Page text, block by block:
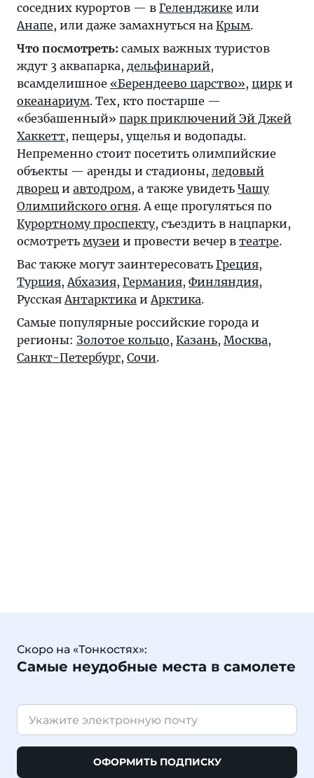
соседних курортов — в Геленджике или
Анапе, или даже замахнуться на Крым.
Что посмотреть: самых важных туристов
ждут 3 аквапарка, дельфинарий,
всамделишное «Берендеево царство», цирки
океанариум. Тех, кто постарше —
«безбашенный» парк приключений Эй Джей
Хаккетт, пещеры, ущелья и водопады.
Непременно стоит посетить олимпийские
объекты — аренды и стадионы, ледовый
дворец и автодром, а также увидеть Чашу
Олимпийского огня. А еще прогуляться по
Курортному проспекту, съездить в нацпарки,
осмотреть музеи и провести вечер в театре.
Вас также могут заинтересовать Греция,
Турция,Абхазия, Германия, Финляндия,
РусскаяАнтарктика иАрктика.
Самые популярные российские города и
регионы: Золотое кольцо, Казань, Москва,
Санкт-Петербург, Сочи.
Скоро на «Тонкостях»:
Самые неудобные места в самолете
ОФОРМИТЬ ПОДПИСКУ